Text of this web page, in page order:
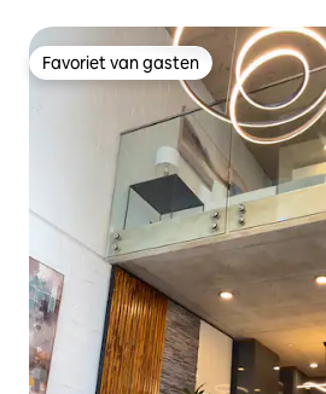
Favoriet van gasten
Favoriet van gasten